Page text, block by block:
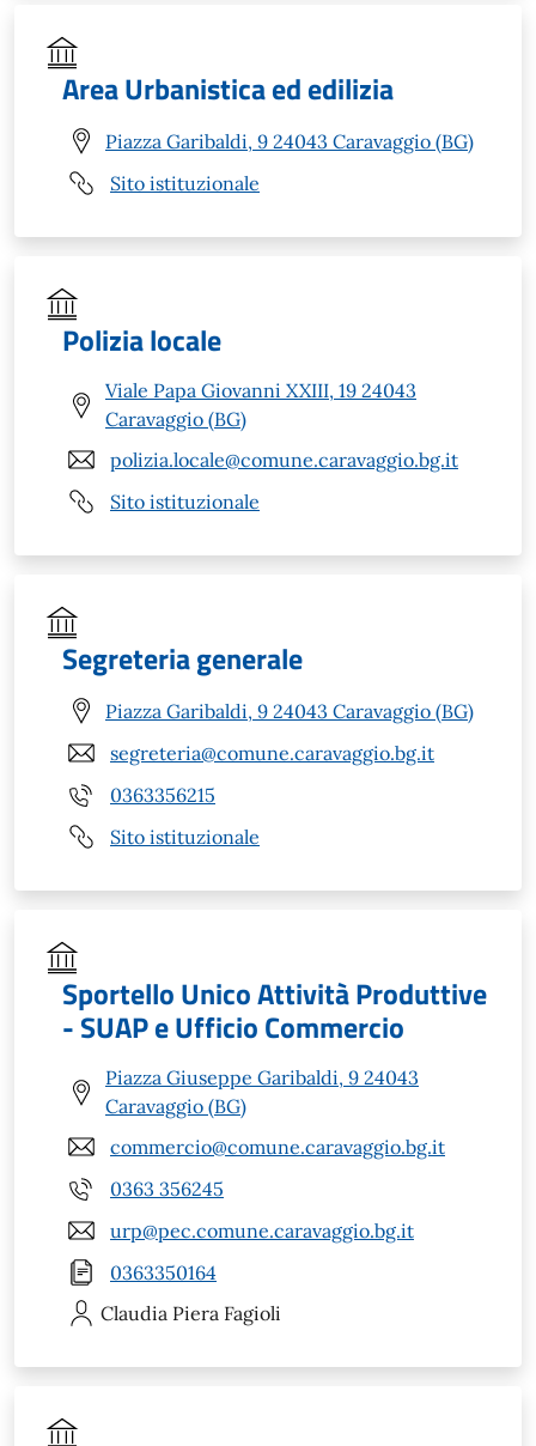
Area Urbanistica ed edilizia
Piazza Garibaldi, 9 24043 Caravaggio (BG)
Sito istituzionale
Polizia locale
Viale Papa Giovanni XXIII, 19 24043
Caravaggio (BG)
polizia.locale@comune.caravaggio.bg.it
Sito istituzionale
Segreteria generale
Piazza Garibaldi, 9 24043 Caravaggio (BG)
segreteria@comune.caravaggio.bg.it
0363356215
Sito istituzionale
Sportello Unico Attività Produttive
- SUAP e Ufficio Commercio
Piazza Giuseppe Garibaldi, 9 24043
Caravaggio (BG)
commercio@comune.caravaggio.bg.it
0363 356245
urp@pec.comune.caravaggio.bg.it
0363350164
Claudia Piera Fagioli